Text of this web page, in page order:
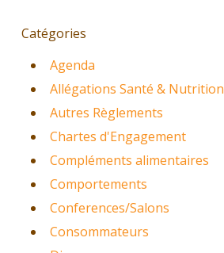
Catégories
Agenda
Allégations Santé & Nutrition
Autres Règlements
Chartes d'Engagement
Compléments alimentaires
Comportements
Conferences/Salons
Consommateurs